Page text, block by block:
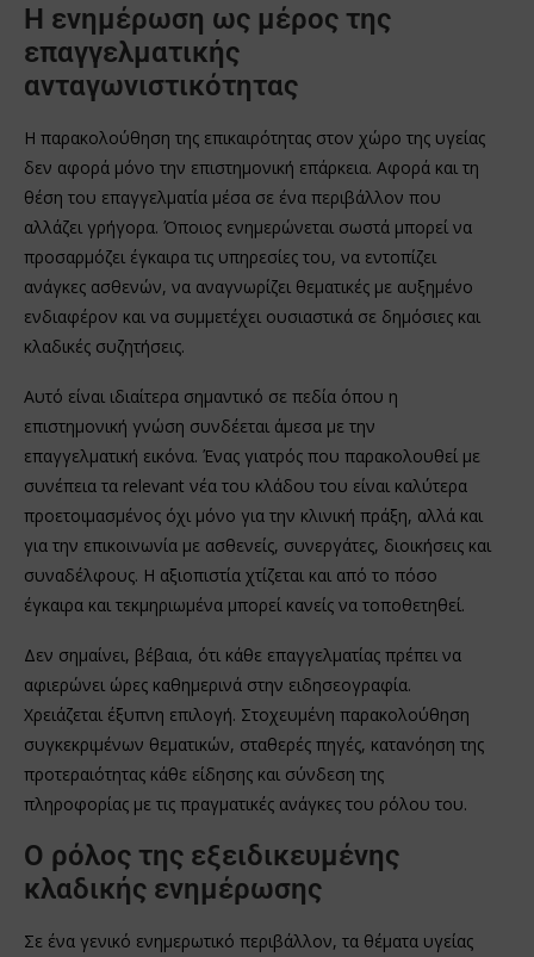
Η ενημέρωση ως μέρος της
επαγγελματικής
ανταγωνιστικότητας
Η παρακολούθηση της επικαιρότητας στον χώρο της υγείας
δεν αφορά μόνο την επιστημονική επάρκεια. Αφορά και τη
θέση του επαγγελματία μέσα σε ένα περιβάλλον που
αλλάζει γρήγορα. Όποιος ενημερώνεται σωστά μπορεί να
προσαρμόζει έγκαιρα τις υπηρεσίες του, να εντοπίζει
ανάγκες ασθενών, να αναγνωρίζει θεματικές με αυξημένο
ενδιαφέρον και να συμμετέχει ουσιαστικά σε δημόσιες και
κλαδικές συζητήσεις.
Αυτό είναι ιδιαίτερα σημαντικό σε πεδία όπου η
επιστημονική γνώση συνδέεται άμεσα με την
επαγγελματική εικόνα. Ένας γιατρός που παρακολουθεί με
συνέπεια τα relevant νέα του κλάδου του είναι καλύτερα
προετοιμασμένος όχι μόνο για την κλινική πράξη, αλλά και
για την επικοινωνία με ασθενείς, συνεργάτες, διοικήσεις και
συναδέλφους. Η αξιοπιστία χτίζεται και από το πόσο
έγκαιρα και τεκμηριωμένα μπορεί κανείς να τοποθετηθεί.
Δεν σημαίνει, βέβαια, ότι κάθε επαγγελματίας πρέπει να
αφιερώνει ώρες καθημερινά στην ειδησεογραφία.
Χρειάζεται έξυπνη επιλογή. Στοχευμένη παρακολούθηση
συγκεκριμένων θεματικών, σταθερές πηγές, κατανόηση της
προτεραιότητας κάθε είδησης και σύνδεση της
πληροφορίας με τις πραγματικές ανάγκες του ρόλου του.
Ο ρόλος της εξειδικευμένης
κλαδικής ενημέρωσης
Σε ένα γενικό ενημερωτικό περιβάλλον, τα θέματα υγείας